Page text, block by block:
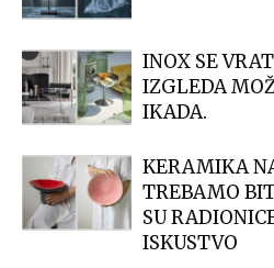
INOX SE
IZGLEDA
IKADA.
KERAMIKA
TREBAMO
SU
ISKUSTVO